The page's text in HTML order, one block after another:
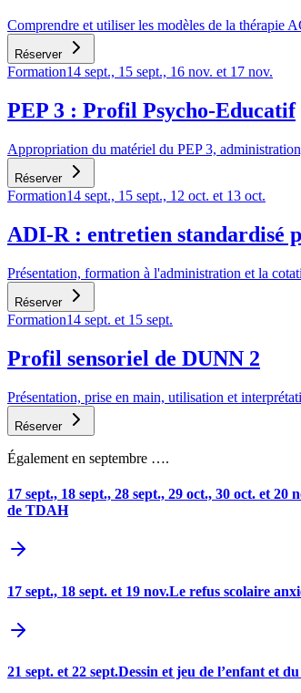
Comprendre et utiliser les modèles de la thérapie
Réserver
Formation14 sept., 15 sept., 16 nov. et 17 nov.
PEP 3 : Profil Psycho-Educatif
Appropriation du matériel du PEP 3,
Réserver
Formation14 sept., 15 sept., 12 oct. et 13 oct.
ADI-R : entretien standardisé
Présentation, formation à l'administration et la
Réserver
Formation14 sept. et 15 sept.
Profil sensoriel de DUNN 2
Présentation, prise en main, utilisation et
Réserver
Également en septembre ….
17 sept., 18 sept., 28 sept., 29 oct., 30 oct. et 20
de TDAH
17 sept., 18 sept. et 19 nov.Le refus scolaire
21 sept. et 22 sept.Dessin et jeu de l’enfant et